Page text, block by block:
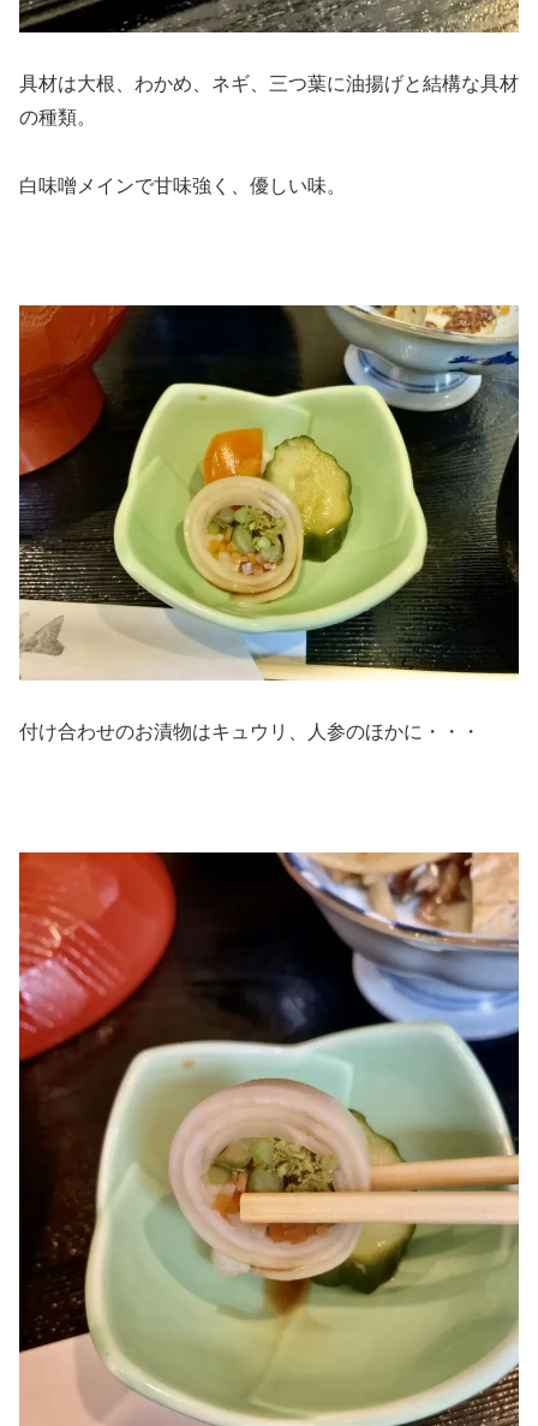
具材は大根、わかめ、ネギ、三つ葉に油揚げと結構な具材
の種類。
白味噌メインで甘味強く、優しい味。
付け合わせのお漬物はキュウリ、人参のほかに・・・